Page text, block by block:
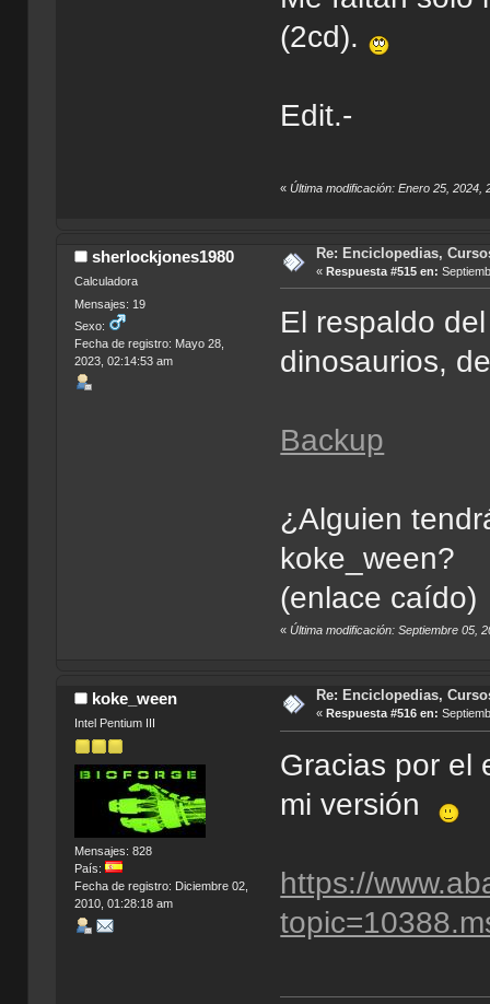
(2cd).
Edit.-
«Última modificación: Enero 25, 2024,
sherlockjones1980
Calculadora
Mensajes: 19
Sexo:
Fecha de registro: Mayo 28,
2023, 02:14:53 am
Re: Enciclopedias,
« Respuesta #515 en:
El respaldo
dinosaurios,
Backup
¿Alguien
koke_ween?
(enlace caído)
«Última modificación: Septiembre 05,
koke_ween
Intel Pentium III
Mensajes: 828
País:
Fecha de registro: Diciembre 02,
2010, 01:28:18 am
Re: Enciclopedias,
« Respuesta #516 en:
Gracias por el
mi versión
https://